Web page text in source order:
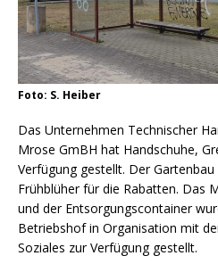
Foto: S. Heiber
Das Unternehmen Technischer
Mrose GmBH hat Handschuhe,
Verfügung gestellt. Der
Frühblüher für die Rabatten. Das
und der Entsorgungscontainer
Betriebshof in Organisation mit
Soziales zur Verfügung gestellt.